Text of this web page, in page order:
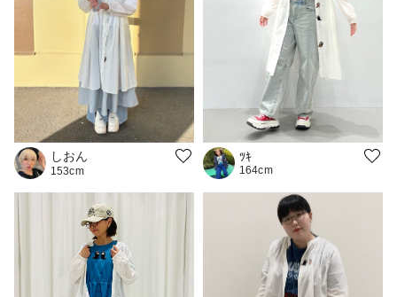
しおん
153cm
ﾂｷ
164cm